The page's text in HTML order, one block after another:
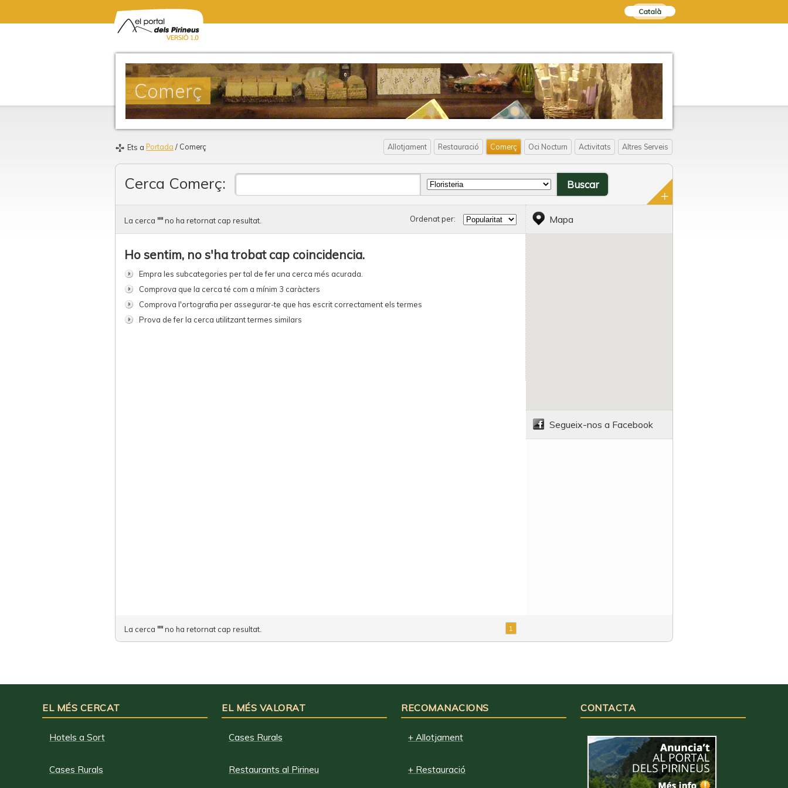
Català
Comerç
Ets a Portada / Comerç Allotjament Restauració Comerç Oci Nocturn Activitats Altres Serveis
Cerca Comerç:
La cerca ""no ha retornat cap resultat. Ordenat per:
Ho sentim, no s'ha trobat cap coincidencia.
Empra les subcategories per tal de fer una cerca més acurada.
Comprova que la cerca té com a mínim 3 caràcters
Comprova l'ortografia per assegurar-te que has escrit correctament els termes
Prova de fer la cerca utilitzant termes similars
Mapa
Segueix-nos a Facebook
La cerca ""no ha retornat cap resultat. 1
EL MÉS CERCAT
Hotels a Sort
Cases Rurals
EL MÉS VALORAT
Cases Rurals
Restaurants al Pirineu
RECOMANACIONS
+ Allotjament
+ Restauració
CONTACTA